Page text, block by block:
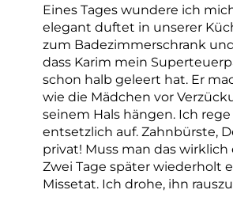
Eines Tages wundere ich
elegant duftet in unserer
zum Badezimmerschrank
dass Karim mein
schon halb geleert hat. Er
wie die Mädchen vor
seinem Hals hängen. Ich
entsetzlich auf. Zahnbürste,
privat! Muss man das wirklich
Zwei Tage später wiederholt
Missetat. Ich drohe, ihn